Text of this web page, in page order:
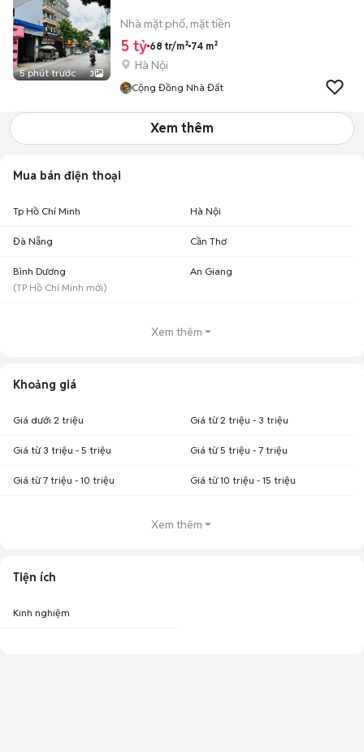
5 phút trước 3
Nhà mặt phố, mặt tiền
5 tỷ 68 tr/m² 74 m²
Hà Nội
Cộng Đồng Nhà Đất
Xem thêm
Mua bán điện thoại
Tp Hồ Chí Minh Hà Nội
Đà Nẵng Cần Thơ
Bình Dương
(TP Hồ Chí Minh mới)
An Giang
Xem thêm
Khoảng giá
Giá dưới 2 triệu Giá từ 2 triệu - 3 triệu
Giá từ 3 triệu - 5 triệu Giá từ 5 triệu - 7 triệu
Giá từ 7 triệu - 10 triệu Giá từ 10 triệu - 15 triệu
Xem thêm
Tiện ích
Kinh nghiệm